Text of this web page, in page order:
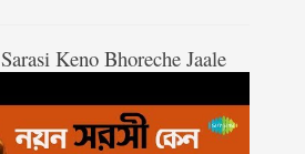
Keno Bhoreche Jaale